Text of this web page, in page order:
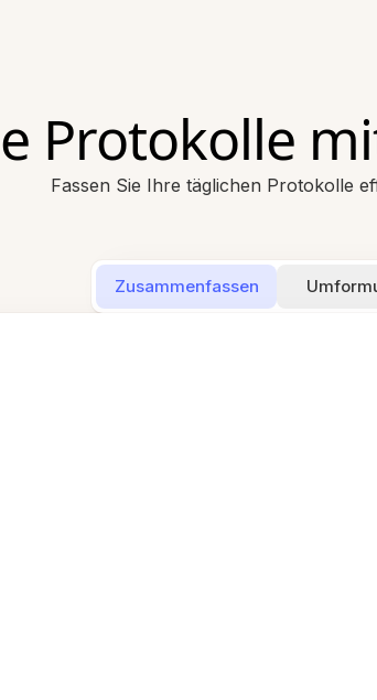
Protokolle
Fassen Sie Ihre täglichen Protokolle
Zusammenfassen